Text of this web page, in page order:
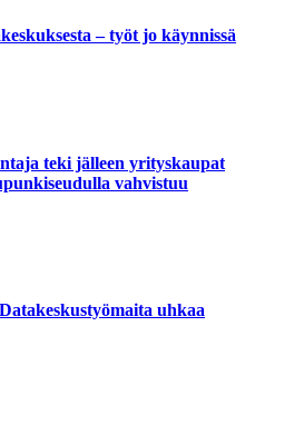
– työt jo käynnissä
teki jälleen yrityskaupat
vahvistuu
uhkaa